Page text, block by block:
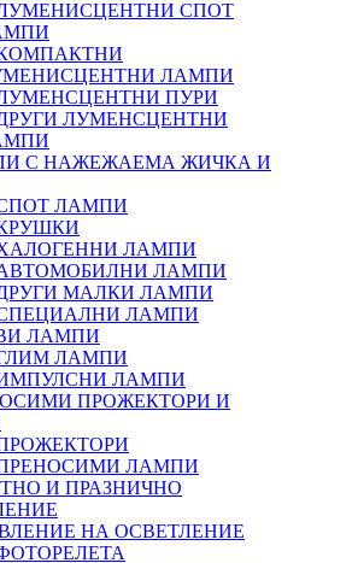
СПОТ
ЛАМПИ
ПУРИ
ЛУМЕНСЦЕНТНИ
С НАЖЕЖАЕМА ЖИЧКА И
ЛАМПИ
ЛАМПИ
ЛАМПИ
МАЛКИ ЛАМПИ
ЛАМПИ
ЛАМПИ
ЛАМПИ
ИМПУЛСНИ ЛАМПИ
ПРОЖЕКТОРИ И
ПРЕНОСИМИ ЛАМПИ
И ПРАЗНИЧНО
НА ОСВЕТЛЕНИЕ